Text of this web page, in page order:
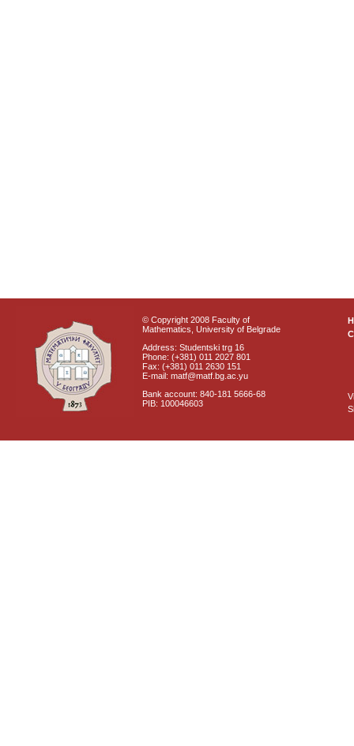
© Copyright 2008 Faculty of
Mathematics, University of Belgrade
Address: Studentski trg 16
Phone: (+381) 011 2027 801
Fax: (+381) 011 2630 151
E-mail: matf@matf.bg.ac.yu
Bank account: 840-181 5666-68
PIB: 100046603